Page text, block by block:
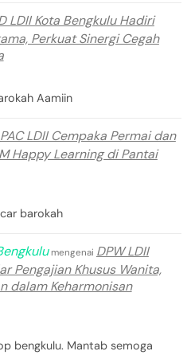
LDII Kota Bengkulu Hadiri
Perkuat Sinergi Cegah
Aamiin
PAC LDII Cempaka Permai dan
Happy Learning di Pantai
barokah
mengenai DPW LDII
Pengajian Khusus Wanita,
dalam Keharmonisan
bengkulu. Mantab semoga